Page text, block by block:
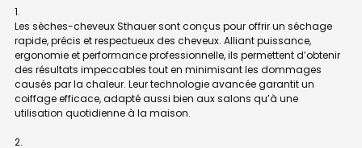
Les sèches-cheveux Sthauer sont conçus pour offrir un séchage
rapide, précis et respectueux des cheveux. Alliant puissance,
ergonomie et performance professionnelle, ils permettent d’obtenir
des résultats impeccables tout en minimisant les dommages
causés par la chaleur. Leur technologie avancée garantit un
coiffage efficace, adapté aussi bien aux salons qu’à une
utilisation quotidienne à la maison.